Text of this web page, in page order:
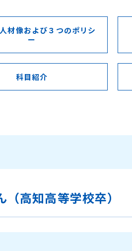
材像および３つのポリシ
ー
科目紹介
高知高等学校卒）